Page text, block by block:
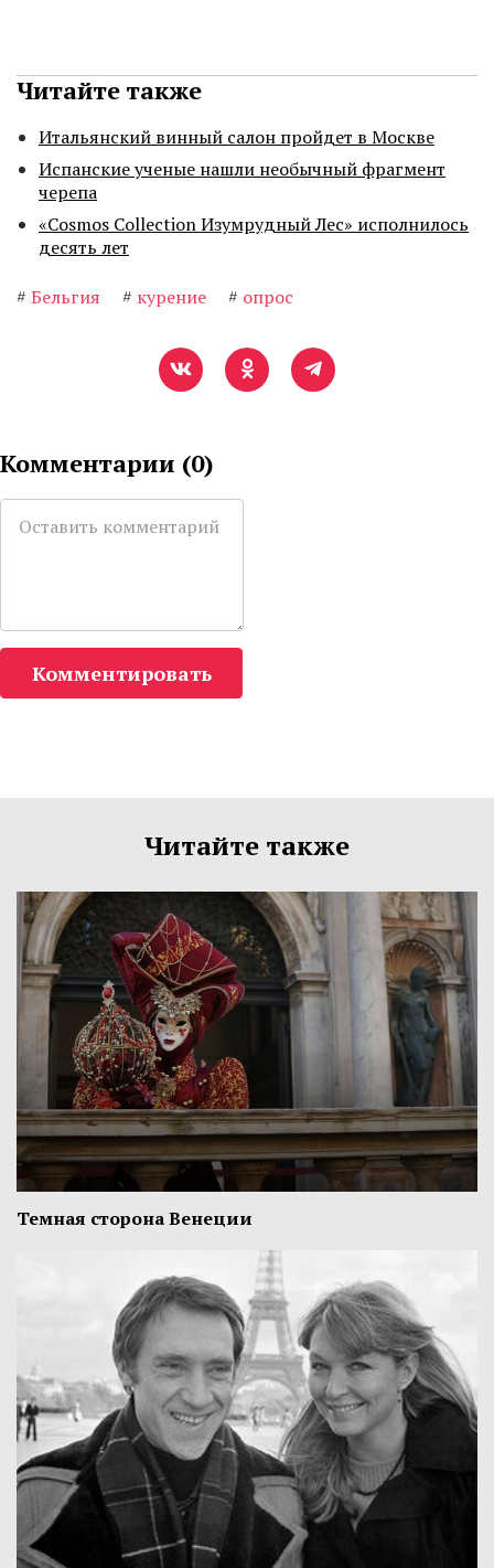
Читайте также
Итальянский винный салон пройдет в Москве
Испанские ученые нашли необычный фрагмент
черепа
«Cosmos Collection Изумрудный Лес» исполнилось
десять лет
# Бельгия # курение # опрос
Комментарии (0)
Комментировать
Читайте также
Темная сторона Венеции